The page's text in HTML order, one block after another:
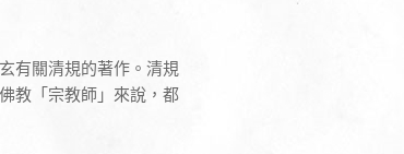
有關清規的著作。清規
教「宗教師」來說，都